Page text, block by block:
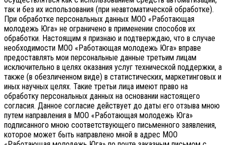
так и без их использования (при неавтоматической обработке).
При обработке персональных данных МОО «Работающая
молодежь Юга» не ограничено в применении способов их
обработки. Настоящим я признаю и подтверждаю, что в случае
необходимости МОО «Работающая молодежь Юга» вправе
предоставлять мои персональные данные третьим лицам
исключительно в целях оказания услуг технической поддержки, а
также (в обезличенном виде) в статистических, маркетинговых и
иных научных целях. Такие третьи лица имеют право на
обработку персональных данных на основании настоящего
согласия. Данное согласие действует до даты его отзыва мною
путем направления в МОО «Работающая молодежь Юга»
подписанного мною соответствующего письменного заявления,
которое может быть направлено мной в адрес МОО